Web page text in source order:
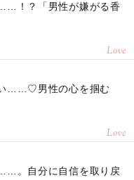
！？「男性が嫌がる香
Love
……♡男性の心を掴む
Love
。自分に自信を取り戻